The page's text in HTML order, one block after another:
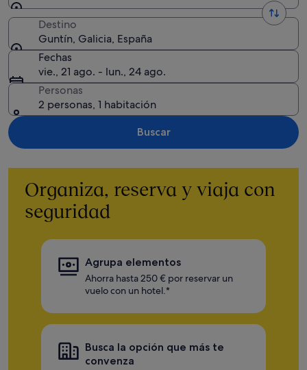
Destino
Guntín, Galicia, España
Fechas
vie., 21 ago. - lun., 24 ago.
Personas
2 personas, 1 habitación
Buscar
Organiza, reserva y viaja con
seguridad
Agrupa elementos
Ahorra hasta 250 € por reservar un
vuelo con un hotel.*
Busca la opción que más te
convenza